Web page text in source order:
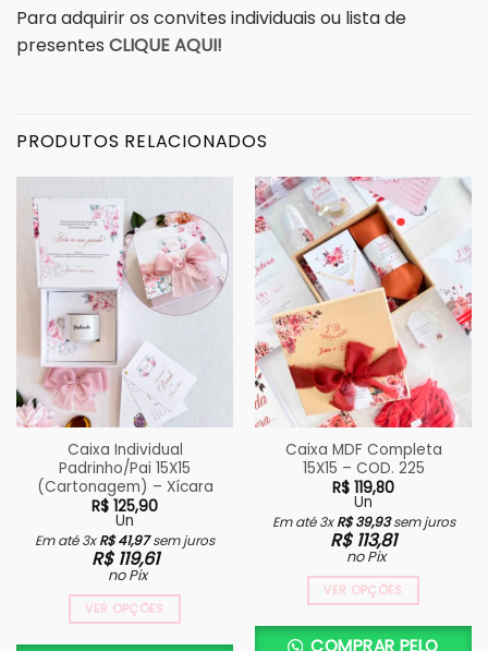
Para adquirir os convites individuais ou lista de
presentes CLIQUE AQUI!
PRODUTOS RELACIONADOS
Caixa Individual
Padrinho/Pai 15X15
(Cartonagem) – Xícara
R$ 125,90
Un
Em até 3xR$41,97sem juros
R$119,61
no Pix
VER OPÇÕES
Caixa MDF Completa
15X15 – COD. 225
R$ 119,80
Un
Em até 3xR$39,93sem juros
R$113,81
no Pix
VER OPÇÕES